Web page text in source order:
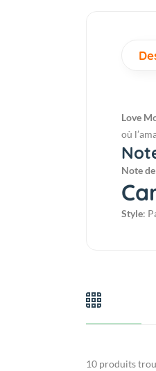
Love
où
Note
Style:
10 produits